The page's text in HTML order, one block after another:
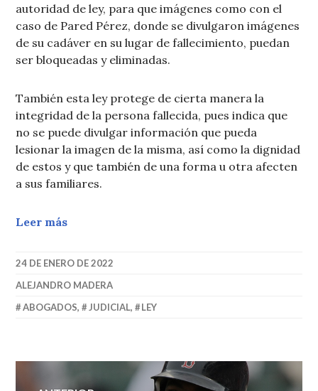
autoridad de ley, para que imágenes como con el
caso de Pared Pérez, donde se divulgaron imágenes
de su cadáver en su lugar de fallecimiento, puedan
ser bloqueadas y eliminadas.
También esta ley protege de cierta manera la
integridad de la persona fallecida, pues indica que
no se puede divulgar información que pueda
lesionar la imagen de la misma, así como la dignidad
de estos y que también de una forma u otra afecten
a sus familiares.
Leer más
24 DE ENERO DE 2022
ALEJANDRO MADERA
ABOGADOS, JUDICIAL, LEY
Navegación